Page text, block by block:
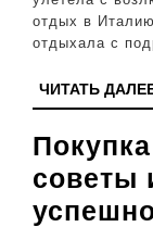
отдых в
отдыхала с
ЧИТАТЬ
советы